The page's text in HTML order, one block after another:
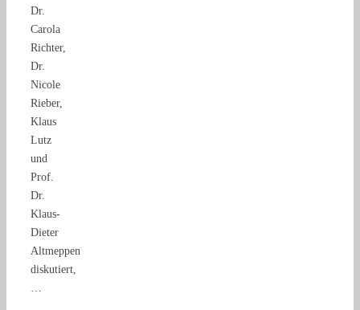
Dr.
Carola
Richter,
Dr.
Nicole
Rieber,
Klaus
Lutz
und
Prof.
Dr.
Klaus-
Dieter
Altmeppen
diskutiert,